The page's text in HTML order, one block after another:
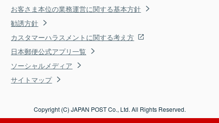
お客さま本位の業務運営に関する基本方針
勧誘方針
カスタマーハラスメントに関する考え方
日本郵便公式アプリ一覧
ソーシャルメディア
サイトマップ
Copyright (C) JAPAN POST Co., Ltd. All Rights Reserved.